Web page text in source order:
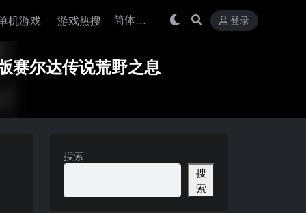
机游戏 游戏热搜 登录
赛尔达传说荒野之息
搜索
搜
索